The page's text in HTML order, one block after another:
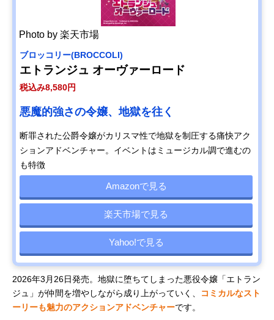
Photo by 楽天市場
ブロッコリー(BROCCOLI)
エトランジュ オーヴァーロード
税込み8,580円
悪魔的強さの令嬢、地獄を往く
断罪された公爵令嬢がカリスマ性で地獄を制圧する痛快アク
ションアドベンチャー。イベントはミュージカル調で進むの
も特徴
Amazonで見る
楽天市場で見る
Yahoo!で見る
2026年3月26日発売。地獄に堕ちてしまった悪役令嬢「エトラン
ジュ」が仲間を増やしながら成り上がっていく、
コミカルなスト
ーリーも魅力のアクションアドベンチャーです。